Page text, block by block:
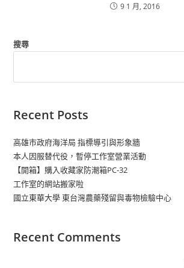
9 1 月, 2016
搜尋
Recent Posts
高雄市政府海洋局 指標導引與形象牆
本人因服替代役，暫停工作室營業活動
【開箱】購入收藏家防潮箱PC-32
工作室的網站搬家啦
國立東華大學 東台灣農藥殘留與毒物檢驗中心
Recent Comments